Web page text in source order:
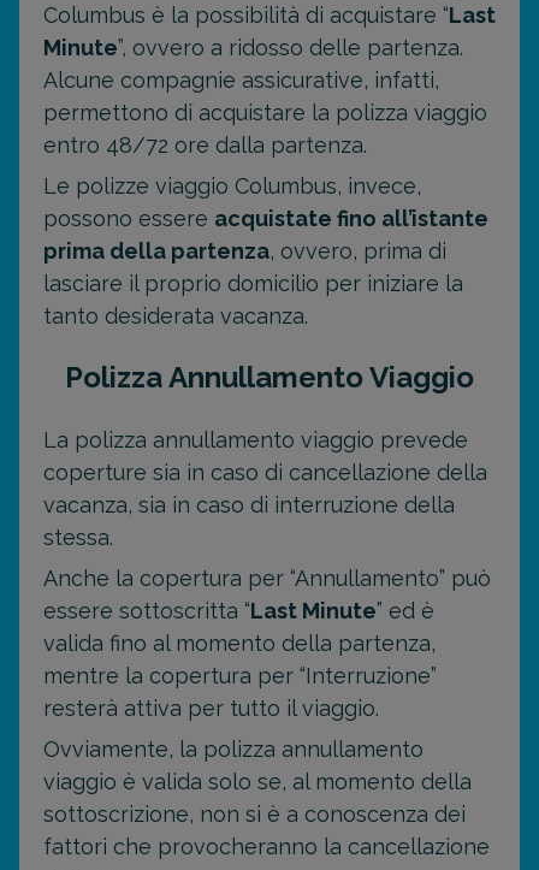
Columbus è la possibilità di acquistare “Last
Minute”, ovvero a ridosso delle partenza.
Alcune compagnie assicurative, infatti,
permettono di acquistare la polizza viaggio
entro 48/72 ore dalla partenza.
Le polizze viaggio Columbus, invece,
possono essere acquistate fino all’istante
prima della partenza, ovvero, prima di
lasciare il proprio domicilio per iniziare la
tanto desiderata vacanza.
Polizza Annullamento Viaggio
La polizza annullamento viaggio prevede
coperture sia in caso di cancellazione della
vacanza, sia in caso di interruzione della
stessa.
Anche la copertura per “Annullamento” può
essere sottoscritta “Last Minute” ed è
valida fino al momento della partenza,
mentre la copertura per “Interruzione”
resterà attiva per tutto il viaggio.
Ovviamente, la polizza annullamento
viaggio è valida solo se, al momento della
sottoscrizione, non si è a conoscenza dei
fattori che provocheranno la cancellazione